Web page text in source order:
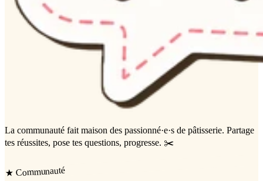
La communauté fait maison des passionné·e·s de pâtisserie. Partage
tes réussites, pose tes questions, progresse. ✂️
★ Communauté